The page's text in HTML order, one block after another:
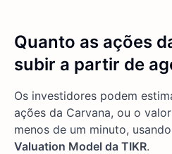
Quanto as ações
subir a partir de
Os investidores podem
ações da Carvana, ou o
menos de um minuto, usando
Valuation Model da TIKR.